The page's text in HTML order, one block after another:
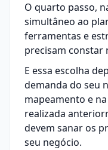
O quarto passo,
simultâneo ao
ferramentas e
precisam constar
E essa escolha
demanda do seu
mapeamento e
realizada
devem sanar os
seu negócio.